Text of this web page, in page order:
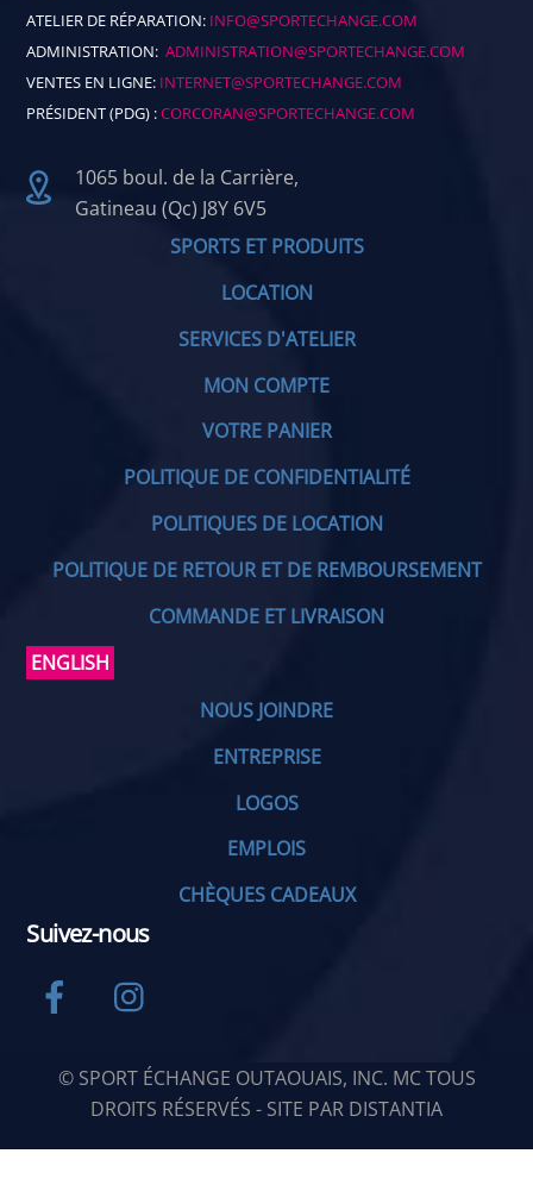
ATELIER DE RÉPARATION: INFO@SPORTECHANGE.COM
ADMINISTRATION:ADMINISTRATION@SPORTECHANGE.COM
VENTES EN LIGNE: INTERNET@SPORTECHANGE.COM
PRÉSIDENT (PDG) :CORCORAN@SPORTECHANGE.COM
1065 boul. de la Carrière,
Gatineau (Qc) J8Y 6V5
SPORTS ET PRODUITS
LOCATION
SERVICES D'ATELIER
MON COMPTE
VOTRE PANIER
POLITIQUE DE CONFIDENTIALITÉ
POLITIQUES DE LOCATION
POLITIQUE DE RETOUR ET DE REMBOURSEMENT
COMMANDE ET LIVRAISON
ENGLISH
NOUS JOINDRE
ENTREPRISE
LOGOS
EMPLOIS
CHÈQUES CADEAUX
Suivez-nous
Facebook
© SPORT ÉCHANGE OUTAOUAIS, INC. MC TOUS
DROITS RÉSERVÉS - SITE PAR DISTANTIA